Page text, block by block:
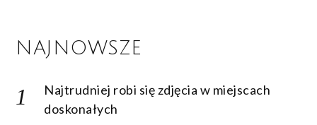
NAJNOWSZE
Najtrudniej robi się zdjęcia w miejscach
doskonałych